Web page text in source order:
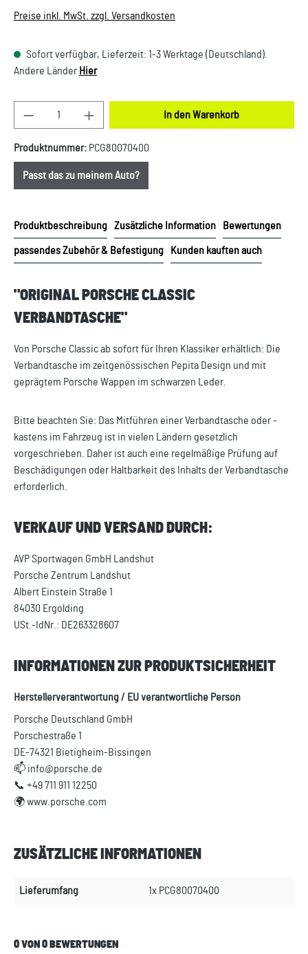
Preise inkl. MwSt. zzgl. Versandkosten
Sofort verfügbar, Lieferzeit: 1-3 Werktage (Deutschland).
Andere Länder Hier
Produkt Anzahl: Gib den gewünschten Wert ein
In den Warenkorb
Produktnummer: PCG80070400
Passt das zu meinem Auto?
Produktbeschreibung Zusätzliche Information Bewertungen
passendes Zubehör & Befestigung Kunden kauften auch
"ORIGINAL PORSCHE CLASSIC
VERBANDTASCHE"
Von Porsche Classic ab sofort für Ihren Klassiker erhältlich: Die
Verbandtasche im zeitgenössischen Pepita Design und mit
geprägtem Porsche Wappen im schwarzen Leder.
Bitte beachten Sie: Das Mitführen einer Verbandtasche oder -
kastens im Fahrzeug ist in vielen Ländern gesetzlich
vorgeschrieben. Daher ist auch eine regelmäßige Prüfung auf
Beschädigungen oder Haltbarkeit des Inhalts der Verbandtasche
erforderlich.
VERKAUF UND VERSAND DURCH:
AVP Sportwagen GmbH Landshut
Porsche Zentrum Landshut
Albert Einstein Straße 1
84030 Ergolding
USt.-IdNr.: DE263328607
INFORMATIONEN ZUR PRODUKTSICHERHEIT
Herstellerverantwortung / EU verantwortliche Person
Porsche Deutschland GmbH
Porschestraße 1
DE-74321 Bietigheim-Bissingen
📫 info@porsche.de
📞 +49 711 911 12250
🌍 www.porsche.com
ZUSÄTZLICHE INFORMATIONEN
Lieferumfang 1x PCG80070400
0 VON 0 BEWERTUNGEN